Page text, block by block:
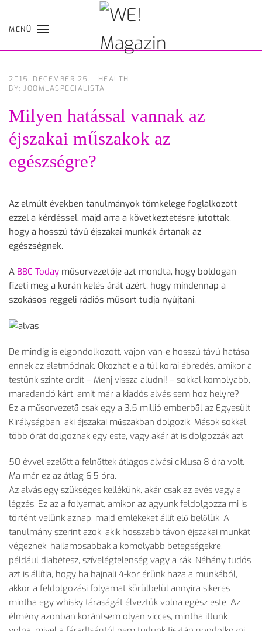
Skip
MENÜ
2015. DECEMBER 25. | HEALTH
BY: JOOMLASPECIALISTA
Milyen hatással vannak az
éjszakai műszakok az
egészségre?
Az elmúlt években tanulmányok tömkelege foglalkozott
ezzel a kérdéssel, majd arra a következtetésre jutottak,
hogy a hosszú távú éjszakai munkák ártanak az
egészségnek.
A BBC Today műsorvezetője azt mondta, hogy boldogan
fizeti meg a korán kelés árát azért, hogy mindennap a
szokásos reggeli rádiós műsort tudja nyújtani.
De mindig is elgondolkozott, vajon van-e hosszú távú hatása
ennek az életmódnak. Okozhat-e a túl korai ébredés, amikor a
testünk szinte ordít – Menj vissza aludni! – sokkal komolyabb,
maradandó kárt, amit már a kiadós alvás sem hoz helyre?
Ez a műsorvezető csak egy a 3,5 millió emberből az Egyesült
Királyságban, aki éjszakai műszakban dolgozik. Mások sokkal
több órát dolgoznak egy este, vagy akár át is dolgozzák azt.
50 évvel ezelőtt a felnőttek átlagos alvási ciklusa 8 óra volt.
Ma már ez az átlag 6,5 óra.
Az alvás egy szükséges kellékünk, akár csak az evés vagy a
légzés. Ez az a folyamat, amikor az agyunk feldolgozza mi is
történt velünk aznap, majd emlékeket állít elő belőlük. A
tanulmány szerint azok, akik hosszabb távon éjszakai munkát
végeznek, hajlamosabbak a komolyabb betegségekre,
például diabétesz, szívelégtelenség vagy a rák. Néhány tudós
azt is állítja, hogy ha hajnali 4-kor érünk haza a munkából,
akkor a feldolgozási folyamat körülbelül annyira sikeres
mintha egy whisky táraságát élveztük volna egész este. Az
élmény azonban korántsem olyan vicces, mintha ittunk